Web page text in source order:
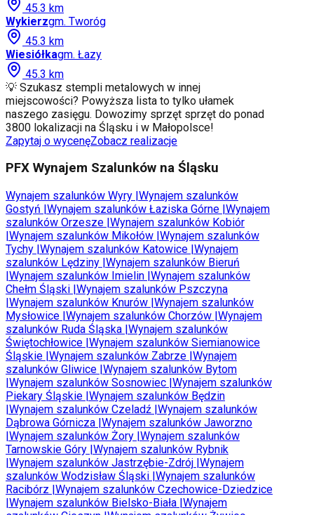
45.3 km
Wykierzgm. Tworóg
45.3 km
Wiesiółkagm. Łazy
45.3 km
💡 Szukasz stempli metalowych w innej
miejscowości? Powyższa lista to tylko ułamek
naszego zasięgu. Dowozimy sprzęt sprzęt do ponad
3800 lokalizacji na Śląsku i w Małopolsce!
Zapytaj o wycenęZobacz realizacje
PFX Wynajem Szalunków na Śląsku
Wynajem szalunków Wyry Wynajem szalunków
Gostyń Wynajem szalunków Łaziska Górne Wynajem
szalunków Orzesze Wynajem szalunków Kobiór
Wynajem szalunków Mikołów Wynajem szalunków
Tychy Wynajem szalunków Katowice Wynajem
szalunków Lędziny Wynajem szalunków Bieruń
Wynajem szalunków Imielin Wynajem szalunków
Chełm Śląski Wynajem szalunków Pszczyna
Wynajem szalunków Knurów Wynajem szalunków
Mysłowice Wynajem szalunków Chorzów Wynajem
szalunków Ruda Śląska Wynajem szalunków
Świętochłowice Wynajem szalunków Siemianowice
Śląskie Wynajem szalunków Zabrze Wynajem
szalunków Gliwice Wynajem szalunków Bytom
Wynajem szalunków Sosnowiec Wynajem szalunków
Piekary Śląskie Wynajem szalunków Będzin
Wynajem szalunków Czeladź Wynajem szalunków
Dąbrowa Górnicza Wynajem szalunków Jaworzno
Wynajem szalunków Żory Wynajem szalunków
Tarnowskie Góry Wynajem szalunków Rybnik
Wynajem szalunków Jastrzębie-Zdrój Wynajem
szalunków Wodzisław Śląski Wynajem szalunków
Racibórz Wynajem szalunków Czechowice-Dziedzice
Wynajem szalunków Bielsko-Biała Wynajem